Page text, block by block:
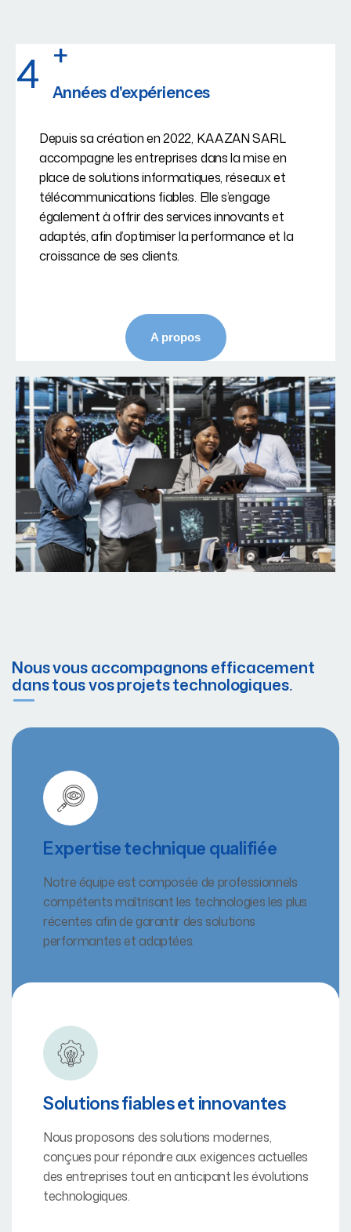
4 +
Années d'expériences
Depuis sa création en 2022, KAAZAN SARL
accompagne les entreprises dans la mise en
place de solutions informatiques, réseaux et
télécommunications fiables. Elle s’engage
également à offrir des services innovants et
adaptés, afin d’optimiser la performance et la
croissance de ses clients.
Nous vous accompagnons efficacement
dans tous vos projets technologiques.
Expertise technique qualifiée
Notre équipe est composée de professionnels
compétents maîtrisant les technologies les plus
récentes afin de garantir des solutions
performantes et adaptées.
Solutions fiables et innovantes
Nous proposons des solutions modernes,
conçues pour répondre aux exigences actuelles
des entreprises tout en anticipant les évolutions
technologiques.